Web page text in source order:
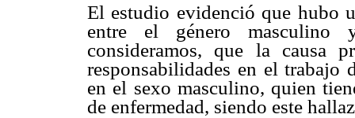
El estudio evidenció que hubo
entre el género
consideramos, que la causa
responsabilidades en el trabajo
en el sexo masculino, quien
de enfermedad, siendo este